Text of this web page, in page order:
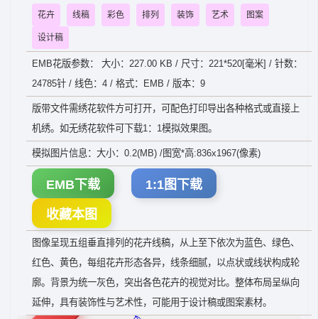
花卉 线稿 彩色 排列 装饰 艺术 图案
设计稿
EMB花版参数： 大小：227.00 KB / 尺寸：221*520[毫米] / 针数：
24785针 / 线色：4 / 格式：EMB / 版本：9
版带文件需绣花软件方可打开，可配色打印导出各种格式或直接上
机绣。如无绣花软件可下载1：1模拟效果图。
模拟图片信息：大小：0.2(MB) /图宽*高:836x1967(像素)
EMB下载 1:1图下载
收藏本图
图像呈现五组垂直排列的花卉线稿，从上至下依次为蓝色、绿色、
红色、黄色，每组花卉形态各异，线条细腻，以点状或线状构成轮
廓。背景为统一灰色，突出各色花卉的视觉对比。整体布局呈纵向
延伸，具有装饰性与艺术性，可能用于设计稿或图案素材。